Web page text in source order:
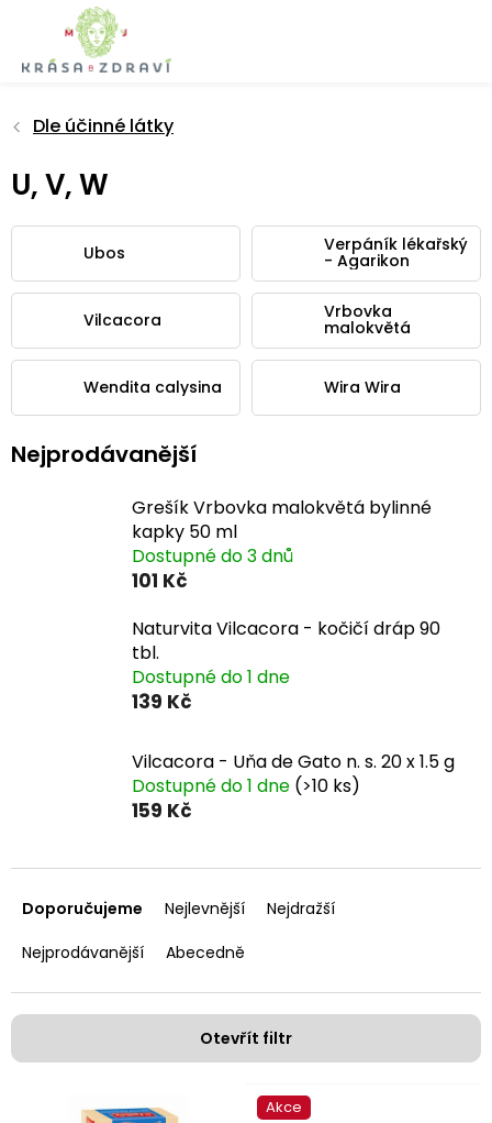
obsah
Dle účinné látky
U, V, W
Ubos Verpáník lékařský
- Agarikon
Vilcacora Vrbovka
malokvětá
Wendita calysina Wira Wira
Nejprodávanější
Grešík Vrbovka malokvětá bylinné
kapky 50 ml
Dostupné do 3 dnů
101 Kč
Naturvita Vilcacora - kočičí dráp 90
tbl.
Dostupné do 1 dne
139 Kč
Vilcacora - Uňa de Gato n. s. 20 x 1.5 g
Dostupné do 1 dne (>10 ks)
159 Kč
a
e
í
p
r
Doporučujeme Nejlevnější
Nejdražší
Nejprodávanější
Abecedně
Otevřít filtr
Akce